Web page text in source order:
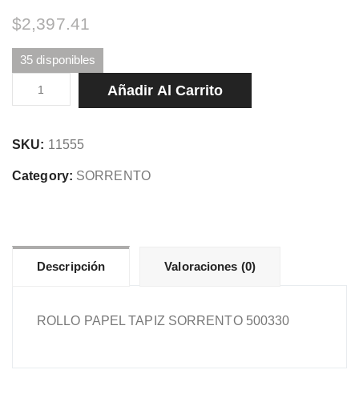
$2,397.41
35 disponibles
ROLLO
PAPEL
SORRENTO
500330
Añadir Al Carrito
SKU: 11555
Category: SORRENTO
Descripción Valoraciones (0)
ROLLO PAPEL TAPIZ SORRENTO 500330